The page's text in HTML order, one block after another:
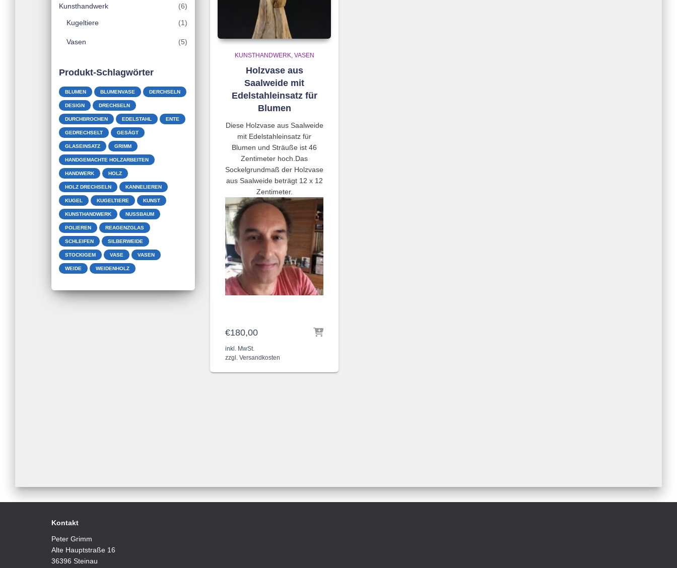
Kunsthandwerk (6)
Kugeltiere (1)
Vasen (5)
Produkt-Schlagwörter
BLUMEN BLUMENVASE DERCHSELN
DESIGN DRECHSELN
DURCHBROCHEN EDELSTAHL ENTE
GEDRECHSELT GESÄGT
GLASEINSATZ GRIMM
HANDGEMACHTE HOLZARBEITEN
HANDWERK HOLZ
HOLZ DRECHSELN KANNELIEREN
KUGEL KUGELTIERE KUNST
KUNSTHANDWERK NUSSBAUM
POLIEREN REAGENZGLAS
SCHLEIFEN SILBERWEIDE
STOCKIGEM VASE VASEN
WEIDE WEIDENHOLZ
KUNSTHANDWERK VASEN
Holzvase aus
Saalweide mit
Edelstahleinsatz für
Blumen
Diese Holzvase aus Saalweide
mit Edelstahleinsatz für
Blumen und Sträuße ist 46
Zentimeter hoch.Das
Sockelgrundmaß der Holzvase
aus Saalweide beträgt 12 x 12
Zentimeter.
€180,00
inkl. MwSt.
zzgl. Versandkosten
Kontakt
Peter Grimm
Alte Hauptstraße 16
36396 Steinau